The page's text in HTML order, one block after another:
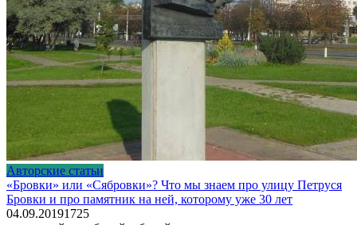
Авторские статьи
«Бровки» или «Сябровки»? Что мы знаем про улицу Петруся
Бровки и про памятник на ней, которому уже 30 лет
04.09.20191 725